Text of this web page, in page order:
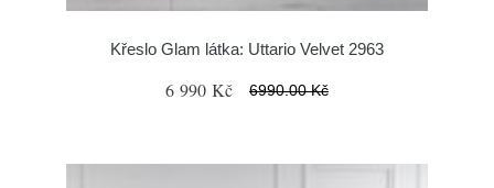
Křeslo Glam látka: Uttario Velvet 2963
6 990 Kč 6990.00 Kč